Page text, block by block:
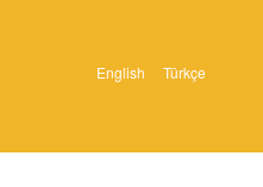
English Türkçe